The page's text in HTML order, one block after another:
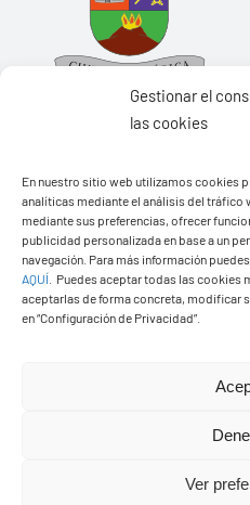
Gestionar el
las cookies
En nuestro sitio web utilizamos cookies
analíticas mediante el análisis del tráfico
mediante sus preferencias, ofrecer
publicidad personalizada en base a un
navegación. Para más información
AQUÍ
Puedes aceptar todas las cookies
aceptarlas de forma concreta, modificar
en “Configuración de Privacidad”.
Ver
Ayuntamiento de Yaiza
Pza. de Los Remedios, 1
35570 – Yaiza
Tel:928 83 62 20
© Copyright2026